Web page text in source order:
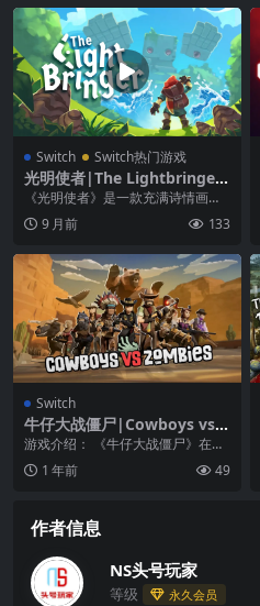
Switch Switch热门游戏
光明使者|The Lightbringer
中文
《光明使者》是一款充满诗情画意
的冒险/解谜平台游戏，内含轻微的
战斗元素。故事发生...
9 月前 133
Switch
牛仔大战僵尸|Cowboys vs Z
ombies
游戏介绍： 《牛仔大战僵尸》在狂
野的西部为生存而战！ 在一个亡灵
已经占领了狂野西...
1 年前 49
作者信息
NS头号玩家
等级 永久会员